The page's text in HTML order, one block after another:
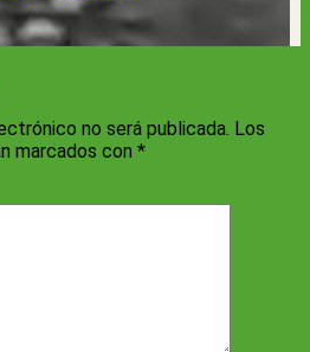
no será publicada. Los
marcados con *